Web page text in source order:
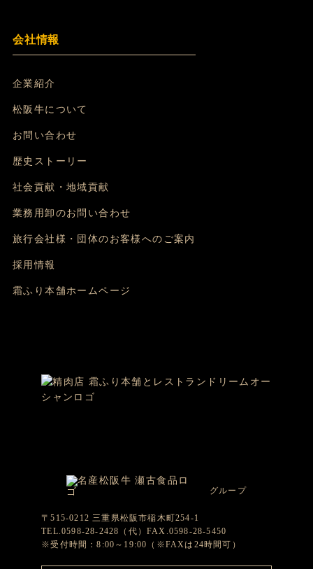
会社情報
企業紹介
松阪牛について
お問い合わせ
歴史ストーリー
社会貢献・地域貢献
業務用卸のお問い合わせ
旅行会社様・団体のお客様へのご案内
採用情報
霜ふり本舗ホームページ
グループ
〒515-0212 三重県松阪市稲木町254-1
TEL.0598-28-2428（代）FAX.0598-28-5450
※受付時間：8:00～19:00（※FAXは24時間可）